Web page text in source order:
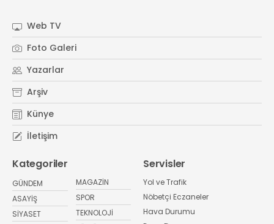
Web TV
Foto Galeri
Yazarlar
Arşiv
Künye
İletişim
Kategoriler
GÜNDEM
ASAYİŞ
SİYASET
MAGAZİN
SPOR
TEKNOLOJİ
Servisler
Yol ve Trafik
Nöbetçi Eczaneler
Hava Durumu